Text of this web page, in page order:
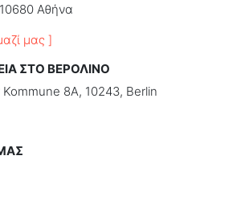
Αθήνα
μας ]
ΣΤΟ ΒΕΡΟΛΙΝΟ
8A, 10243, Berlin